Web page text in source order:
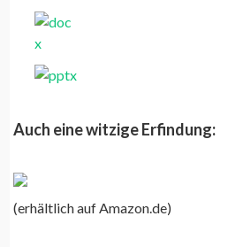
Auch eine witzige Erfindung:
(erhältlich auf Amazon.de)